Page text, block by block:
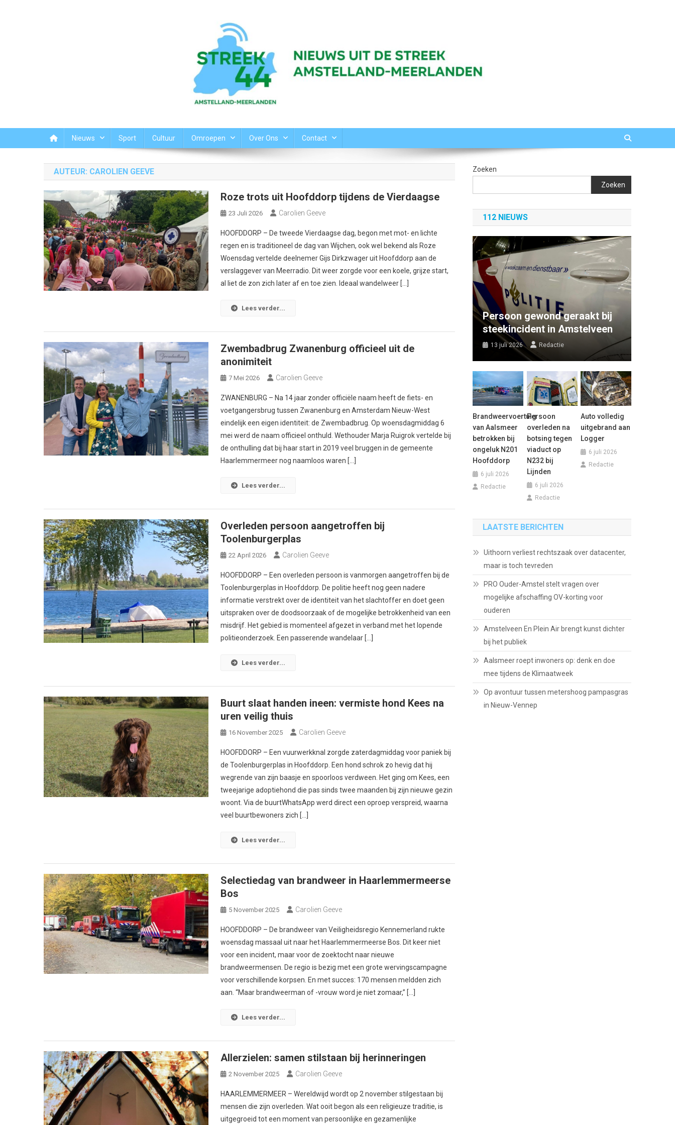
Nieuws Sport Cultuur Omroepen Over Ons Contact
AUTEUR: CAROLIEN GEEVE
Roze trots uit Hoofddorp tijdens de Vierdaagse
23 Juli 2026 Carolien Geeve
HOOFDDORP – De tweede Vierdaagse dag, begon met mot- en lichte
regen en is traditioneel de dag van Wijchen, ook wel bekend als Roze
Woensdag vertelde deelnemer Gijs Dirkzwager uit Hoofddorp aan de
verslaggever van Meerradio. Dit weer zorgde voor een koele, grijze start,
al liet de zon zich later af en toe zien. Ideaal wandelweer […]
Lees verder...
Zwembadbrug Zwanenburg officieel uit de
anonimiteit
7 Mei 2026 Carolien Geeve
ZWANENBURG – Na 14 jaar zonder officiële naam heeft de fiets- en
voetgangersbrug tussen Zwanenburg en Amsterdam Nieuw-West
eindelijk een eigen identiteit: de Zwembadbrug. Op woensdagmiddag 6
mei werd de naam officieel onthuld. Wethouder Marja Ruigrok vertelde bij
de onthulling dat bij haar start in 2019 veel bruggen in de gemeente
Haarlemmermeer nog naamloos waren […]
Lees verder...
Overleden persoon aangetroffen bij
Toolenburgerplas
22 April 2026 Carolien Geeve
HOOFDDORP – Een overleden persoon is vanmorgen aangetroffen bij de
Toolenburgerplas in Hoofddorp. De politie heeft nog geen nadere
informatie verstrekt over de identiteit van het slachtoffer en doet geen
uitspraken over de doodsoorzaak of de mogelijke betrokkenheid van een
misdrijf. Het gebied is momenteel afgezet in verband met het lopende
politieonderzoek. Een passerende wandelaar […]
Lees verder...
Buurt slaat handen ineen: vermiste hond Kees na
uren veilig thuis
16 November 2025 Carolien Geeve
HOOFDDORP – Een vuurwerkknal zorgde zaterdagmiddag voor paniek bij
de Toolenburgerplas in Hoofddorp. Een hond schrok zo hevig dat hij
wegrende van zijn baasje en spoorloos verdween. Het ging om Kees, een
tweejarige adoptiehond die pas sinds twee maanden bij zijn nieuwe gezin
woont. Via de buurtWhatsApp werd direct een oproep verspreid, waarna
veel buurtbewoners zich […]
Lees verder...
Selectiedag van brandweer in Haarlemmermeerse
Bos
5 November 2025 Carolien Geeve
HOOFDDORP – De brandweer van Veiligheidsregio Kennemerland rukte
woensdag massaal uit naar het Haarlemmermeerse Bos. Dit keer niet
voor een incident, maar voor de zoektocht naar nieuwe
brandweermensen. De regio is bezig met een grote wervingscampagne
voor verschillende korpsen. En met succes: 170 mensen meldden zich
aan. “Maar brandweerman of -vrouw word je niet zomaar,” […]
Lees verder...
Allerzielen: samen stilstaan bij herinneringen
2 November 2025 Carolien Geeve
HAARLEMMERMEER – Wereldwijd wordt op 2 november stilgestaan bij
mensen die zijn overleden. Wat ooit begon als een religieuze traditie, is
uitgegroeid tot een moment van persoonlijke en gezamenlijke
Zoeken
Zoeken
112 NIEUWS
Persoon gewond geraakt bij
steekincident in Amstelveen
13 juli 2026 Redactie
Brandweervoertuig
van Aalsmeer
betrokken bij
ongeluk N201
Hoofddorp
6 juli 2026
Redactie
Persoon
overleden na
botsing tegen
viaduct op
N232 bij
Lijnden
6 juli 2026
Redactie
Auto volledig
uitgebrand aan
Logger
6 juli 2026
Redactie
LAATSTE BERICHTEN
Uithoorn verliest rechtszaak over datacenter,
maar is toch tevreden
PRO Ouder-Amstel stelt vragen over
mogelijke afschaffing OV-korting voor
ouderen
Amstelveen En Plein Air brengt kunst dichter
bij het publiek
Aalsmeer roept inwoners op: denk en doe
mee tijdens de Klimaatweek
Op avontuur tussen metershoog pampasgras
in Nieuw-Vennep